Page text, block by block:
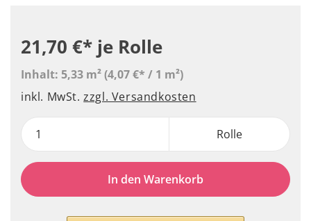
21,70 €* je Rolle
Inhalt: 5,33 m²(4,07 €* / 1 m²)
inkl. MwSt.zzgl. Versandkosten
Rolle
In den Warenkorb